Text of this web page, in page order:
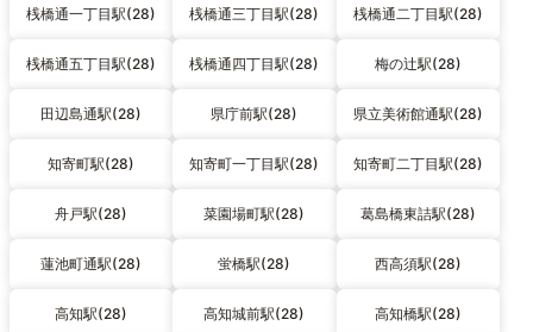
桟橋通一丁目駅(28) 桟橋通三丁目駅(28) 桟橋通二丁目駅(28)
桟橋通五丁目駅(28) 桟橋通四丁目駅(28) 梅の辻駅(28)
田辺島通駅(28) 県庁前駅(28) 県立美術館通駅(28)
知寄町駅(28) 知寄町一丁目駅(28) 知寄町二丁目駅(28)
舟戸駅(28) 菜園場町駅(28) 葛島橋東詰駅(28)
蓮池町通駅(28) 蛍橋駅(28) 西高須駅(28)
高知駅(28) 高知城前駅(28) 高知橋駅(28)